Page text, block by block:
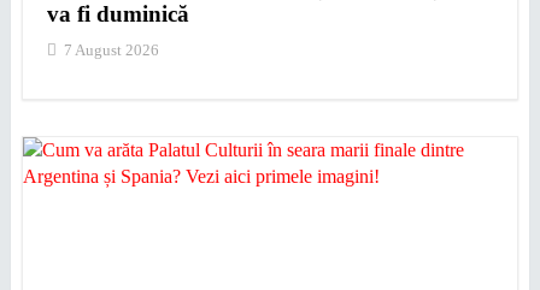
va fi duminică
7 August 2026